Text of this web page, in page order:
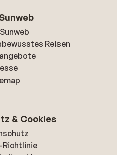
Reisen
& Cookies